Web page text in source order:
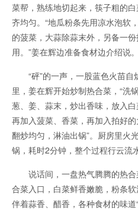
菜帮，熟练地切起来，筷子粗的
齐均匀。“地瓜粉条先用凉水泡软
的菠菜，大蒜除蒜末外，另备一
用。”姜在辉边准备食材边介绍说。
“砰”的一声，一股蓝色火苗
里，姜在辉开始炒制热合菜，“洗
葱、姜、蒜末，炒出香味，放入
再加入菠菜、香菜，再加入拍好
翻炒均匀，淋油出锅”。厨房里火
锅，耗时2分钟，整个过程行云流
说话间，一盘热气腾腾的热
合菜入口，白菜鲜香嫩脆，粉条
伴着蒜香、醋香，各种食材的味道